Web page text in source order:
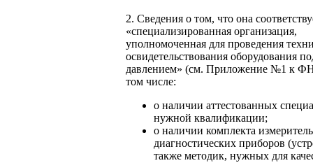
2. Сведения о том, что она
«специализированная организация,
уполномоченная для проведения
освидетельствования оборудования
давлением» (см. Приложение №1 к
том числе:
о наличии аттестованных
нужной квалификации;
о наличии комплекта
диагностических приборов
также методик, нужных для